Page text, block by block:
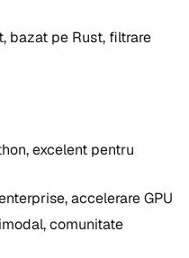
bazat pe Rust, filtrare
excelent pentru
accelerare GPU
comunitate